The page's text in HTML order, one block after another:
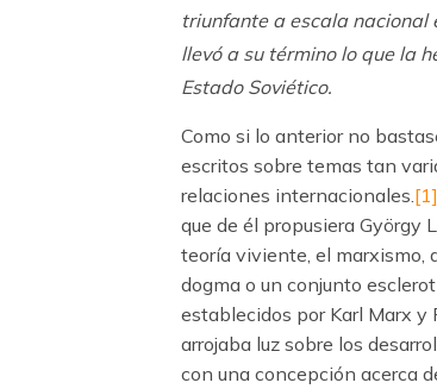
triunfante a escala nacional
llevó a su término lo que la
Estado Soviético.
Como si lo anterior no
escritos sobre temas tan
relaciones internacionales. [1]
que de él propusiera György
teoría viviente, el marxismo,
dogma o un conjunto
establecidos por Karl Marx y
arrojaba luz sobre los
con una concepción acerca